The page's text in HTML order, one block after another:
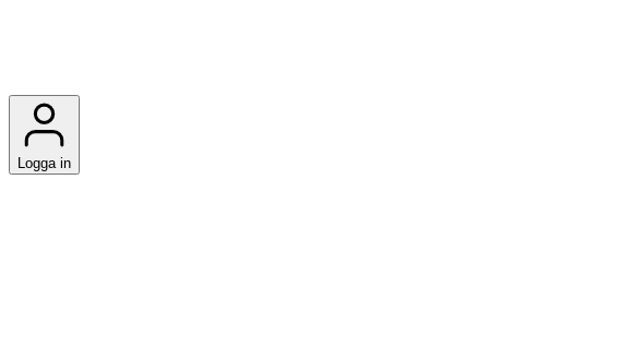
Logga in